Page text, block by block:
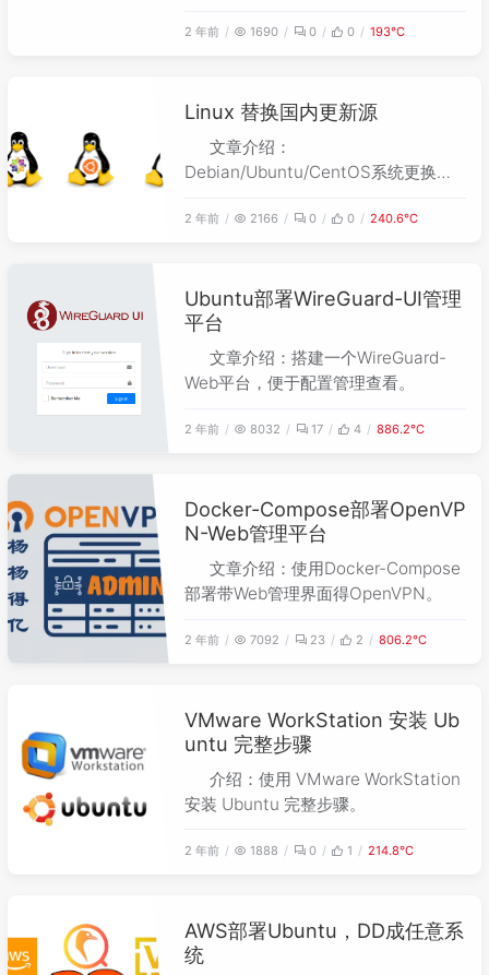
2 年前 1690 0 0 193℃
Linux 替换国内更新源
文章介绍：
Debian/Ubuntu/CentOS系统更换国
2 年前 2166 0 0 240.6℃
Ubuntu部署WireGuard-UI管理
平台
文章介绍：搭建一个WireGuard-
Web平台，便于配置管理查看。
2 年前 8032 17 4 886.2℃
Docker-Compose部署OpenVP
N-Web管理平台
文章介绍：使用Docker-Compose
部署带Web管理界面得OpenVPN。
2 年前 7092 23 2 806.2℃
VMware WorkStation 安装 Ub
untu 完整步骤
介绍：使用 VMware WorkStation
安装 Ubuntu 完整步骤。
2 年前 1888 0 1 214.8℃
AWS部署Ubuntu，DD成任意系
统